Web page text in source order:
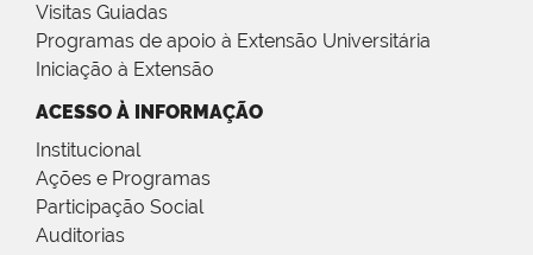
Visitas Guiadas
Programas de apoio à Extensão Universitária
Iniciação à Extensão
ACESSO À INFORMAÇÃO
Institucional
Ações e Programas
Participação Social
Auditorias